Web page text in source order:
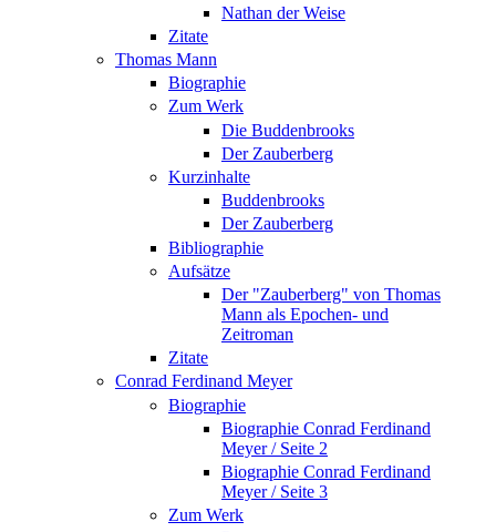
Nathan der Weise
Zitate
Thomas Mann
Biographie
Zum Werk
Die Buddenbrooks
Der Zauberberg
Kurzinhalte
Buddenbrooks
Der Zauberberg
Bibliographie
Aufsätze
Der "Zauberberg" von Thomas
Mann als Epochen- und
Zeitroman
Zitate
Conrad Ferdinand Meyer
Biographie
Biographie Conrad Ferdinand
Meyer / Seite 2
Biographie Conrad Ferdinand
Meyer / Seite 3
Zum Werk